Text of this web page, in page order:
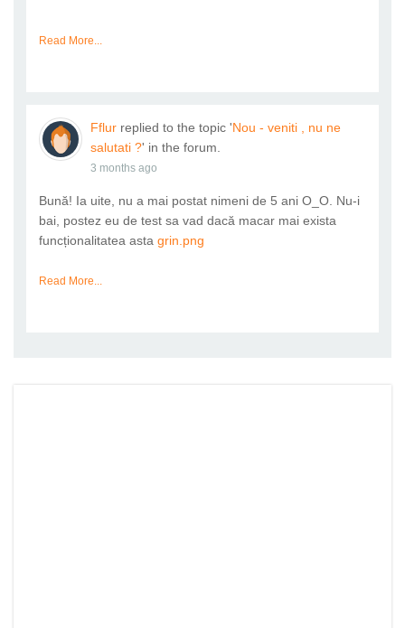
Read More...
Fflurreplied to the topic 'Nou - veniti , nu ne
salutati ?' in the forum.
3 months ago
Bună! Ia uite, nu a mai postat nimeni de 5 ani O_O. Nu-i
bai, postez eu de test sa vad dacă macar mai exista
funcționalitatea asta grin.png
Read More...